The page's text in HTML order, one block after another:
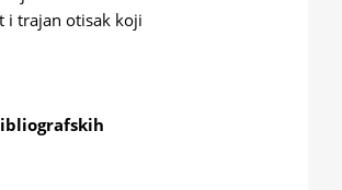
i trajan otisak koji